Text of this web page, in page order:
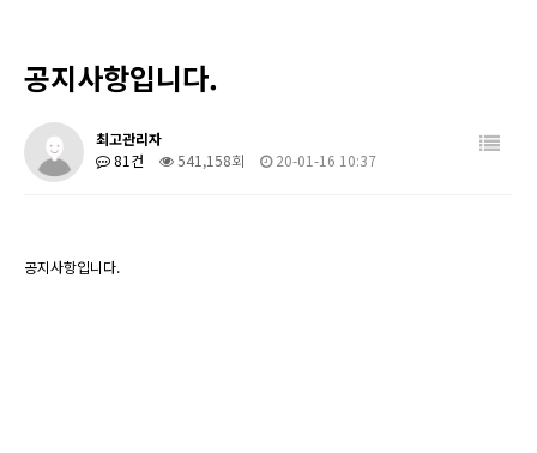
공지사항입니다.
최고관리자
81건
541,158회 20-01-16 10:37
공지사항입니다.